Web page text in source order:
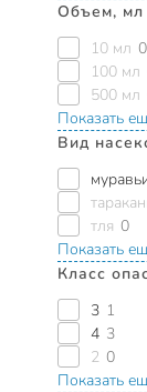
Объем, мл
10 мл 0
100 мл
500 мл
Показать
Вид
тля 0
Показать
Класс
3 1
4 3
2 0
Показать